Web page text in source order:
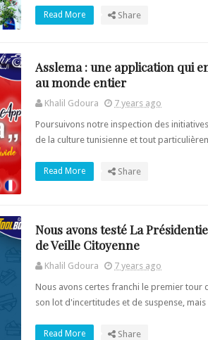
Read More Share
Asslema : une application qui
au monde entier
Khalil Gdoura
7 years ago
Poursuivons notre inspection des
de la culture tunisienne et tout
Read More Share
Nous avons testé La
de Veille Citoyenne
Khalil Gdoura
7 years ago
Nous avons certes franchi le premier tour
son lot d'incertitudes et de suspense,
Read More Share